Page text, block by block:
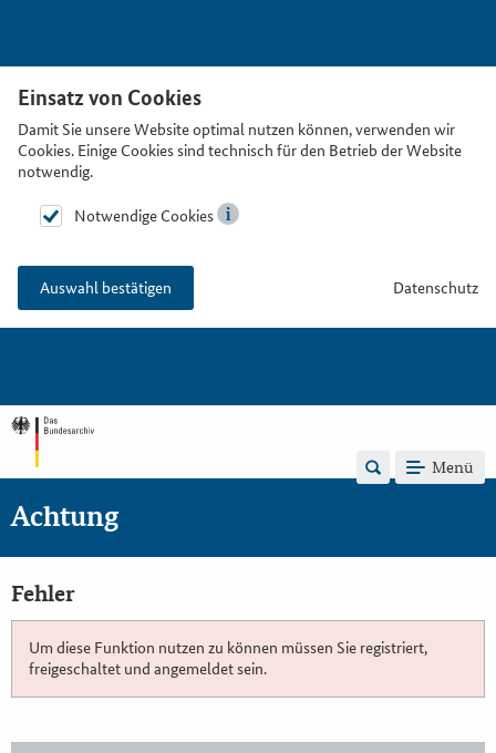
Einsatz von Cookies
Damit Sie unsere Website optimal nutzen können, verwenden wir
Cookies. Einige Cookies sind technisch für den Betrieb der Website
notwendig.
Notwendige Cookies
Auswahl bestätigen Datenschutz
Menü
Achtung
Fehler
Um diese Funktion nutzen zu können müssen Sie registriert,
freigeschaltet und angemeldet sein.